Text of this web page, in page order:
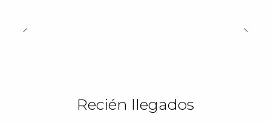
Recién llegados